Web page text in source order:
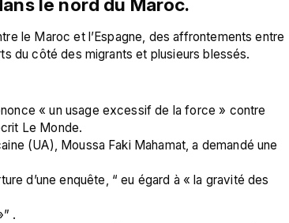
le nord du Maroc.
le Maroc et l’Espagne, des affrontements entre
du côté des migrants et plusieurs blessés.
« un usage excessif de la force » contre
Le Monde.
(UA), Moussa Faki Mahamat, a demandé une
d’une enquête, “ eu égard à « la gravité des
.